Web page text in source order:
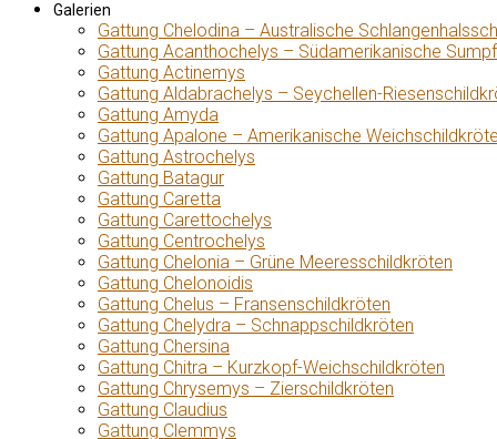
Galerien
Gattung Chelodina – Australische
Gattung Acanthochelys – Südamerikanische
Gattung Actinemys
Gattung Aldabrachelys – Seychellen-
Gattung Amyda
Gattung Apalone – Amerikanische
Gattung Astrochelys
Gattung Batagur
Gattung Caretta
Gattung Carettochelys
Gattung Centrochelys
Gattung Chelonia – Grüne Meeresschildkröten
Gattung Chelonoidis
Gattung Chelus – Fransenschildkröten
Gattung Chelydra – Schnappschildkröten
Gattung Chersina
Gattung Chitra – Kurzkopf-Weichschildkröten
Gattung Chrysemys – Zierschildkröten
Gattung Claudius
Gattung Clemmys